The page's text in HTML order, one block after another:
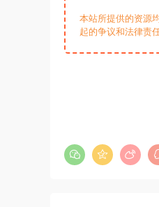
本站所提供的资源
起的争议和法律责任